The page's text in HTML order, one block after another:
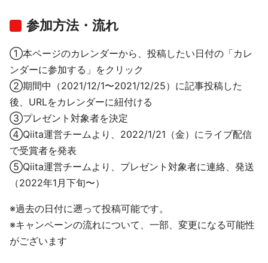
参加方法・流れ
①本ページのカレンダーから、投稿したい日付の「カレ
ンダーに参加する」をクリック
②期間中（2021/12/1〜2021/12/25）に記事投稿した
後、URLをカレンダーに紐付ける
③プレゼント対象者を決定
④Qiita運営チームより、2022/1/21（金）にライブ配信
で受賞者を発表
⑤Qiita運営チームより、プレゼント対象者に連絡、発送
（2022年1月下旬〜）
※過去の日付に遡って投稿可能です。
※キャンペーンの流れについて、一部、変更になる可能性
がございます